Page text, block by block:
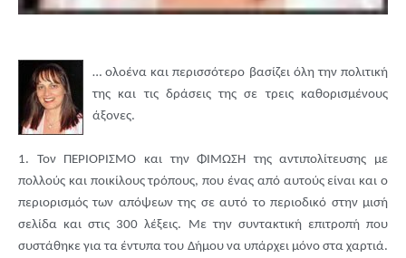
…ολοένα και περισσότερο βασίζει όλη την πολιτική
της και τις δράσεις της σε τρεις καθορισμένους
άξονες.
1. Τον ΠΕΡΙΟΡΙΣΜΟ και την ΦΙΜΩΣΗ της αντιπολίτευσης με
πολλούς και ποικίλους τρόπους, που ένας από αυτούς είναι και ο
περιορισμός των απόψεων της σε αυτό το περιοδικό στην μισή
σελίδα και στις 300 λέξεις. Με την συντακτική επιτροπή που
συστάθηκε για τα έντυπα του Δήμου να υπάρχει μόνο στα χαρτιά.